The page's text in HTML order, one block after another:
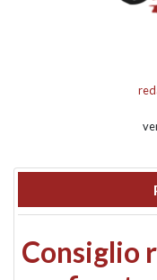
Consiglio